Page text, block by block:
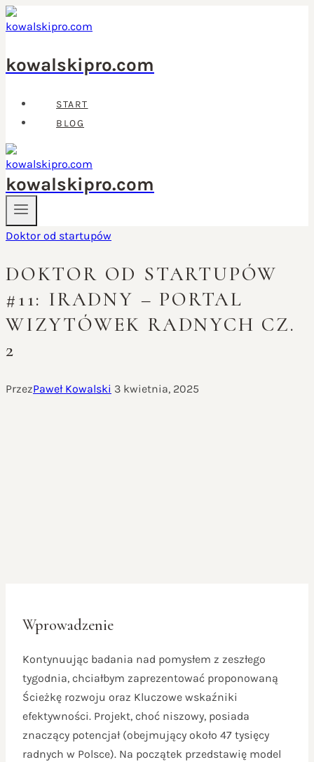
Przejdź
do
kowalskipro.com
START
BLOG
kowalskipro.com
Doktor od startupów
DOKTOR OD STARTUPÓW
#11: IRADNY – PORTAL
WIZYTÓWEK RADNYCH CZ.
2
PrzezPaweł Kowalski 3 kwietnia, 2025
Wprowadzenie
Kontynuując badania nad pomysłem z zeszłego
tygodnia, chciałbym zaprezentować proponowaną
Ścieżkę rozwoju oraz Kluczowe wskaźniki
efektywności. Projekt, choć niszowy, posiada
znaczący potencjał (obejmujący około 47 tysięcy
radnych w Polsce). Na początek przedstawię model